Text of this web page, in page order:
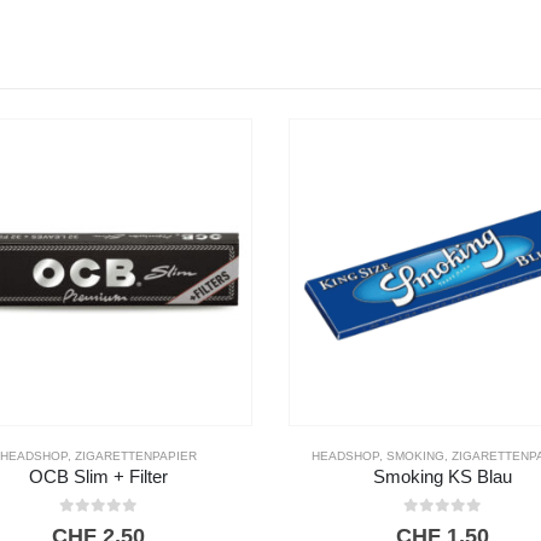
,SMOKING,ZIGARETTENPAPIER
Smoking KS Blau
CHF 1,50
FEUERZEUG, HEADSHOP
Bic Mini Feuerzeug
CHF 1,70